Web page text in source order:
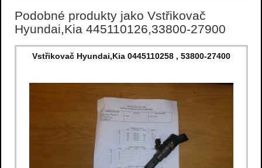
Podobné produkty jako Vstřikovač
Hyundai,Kia 445110126,33800-27900
Vstřikovač Hyundai,Kia 0445110258 , 53800-27400